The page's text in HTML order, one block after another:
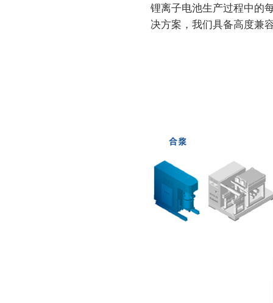
锂离子电池生产过程中的
决方案，我们具备高度兼